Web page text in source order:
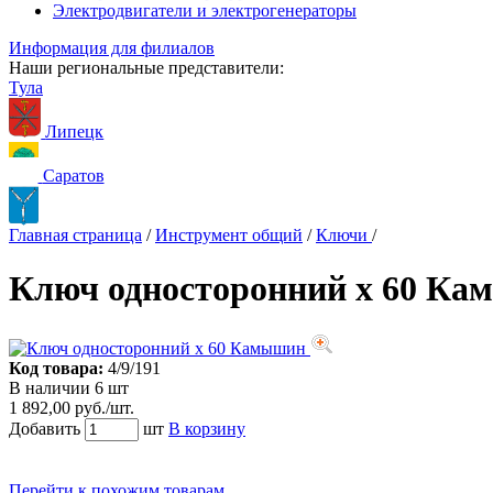
Электродвигатели и электрогенераторы
Информация для филиалов
Наши региональные представители:
Тула
Липецк
Саратов
Главная страница / Инструмент общий / Ключи /
Ключ односторонний х 60
Код товара: 4/9/191
В наличии 6 шт
1 892,00 руб./шт.
Добавить
шт В корзину